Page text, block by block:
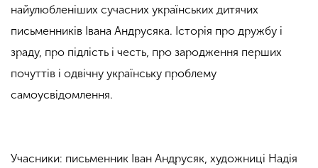
найулюбленіших сучасних українських дитячих
письменників Івана Андрусяка. Історія про дружбу і
зраду, про підлість і честь, про зародження перших
почуттів і одвічну українську проблему
самоусвідомлення.
Учасники: письменник Іван Андрусяк, художниці Надія